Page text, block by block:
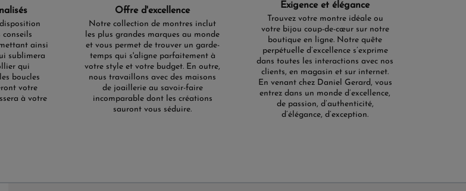
ainsi
sublimera
qui
boucles
votre
à votre
Offre d'excellence
Notre collection de montres inclut
les plus grandes marques au monde
et vous permet de trouver un garde-
temps qui s'aligne parfaitement à
votre style et votre budget. En outre,
nous travaillons avec des maisons
de joaillerie au savoir-faire
incomparable dont les créations
sauront vous séduire.
Exigence et élégance
Trouvez votre montre idéale ou
votre bijou coup-de-cœur sur notre
boutique en ligne. Notre quête
perpétuelle d’excellence s’exprime
dans toutes les interactions avec nos
clients, en magasin et sur internet.
En venant chez Daniel Gerard, vous
entrez dans un monde d’excellence,
de passion, d’authenticité,
d’élégance, d’exception.